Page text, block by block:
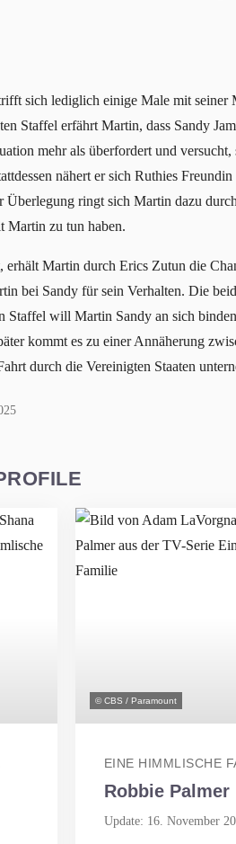
sich lediglich einige Male mit
Staffel erfährt Martin, dass Sandy
mehr als überfordert und
nähert er sich Ruthies
ringt sich Martin dazu
Martin zu tun haben.
Martin durch Erics Zutun die
bei Sandy für sein Verhalten. Die
will Martin Sandy an sich
kommt es zu einer Annäherung
durch die Vereinigten Staaten
© CBS / Paramount
EINE HIMMLISCHE
Robbie Palmer
Update: 16. November